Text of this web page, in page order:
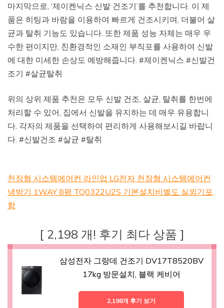
마지막으로, ‘제이켄닉스 신발 건조기’를 추천합니다. 이 제
품은 히팅과 바람을 이용하여 빠르게 건조시키며, 더불어 살
균과 탈취 기능도 있습니다. 또한 제품 성능 자체는 매우 우
수한 편이지만, 친환경적인 소재인 부직포를 사용하여 신발
에 대한 미세한 손상도 예방해줍니다. #제이켄닉스 #신발건
조기 #살균탈취
위의 상위 제품 추천은 모두 신발 건조, 살균, 탈취를 한번에
처리할 수 있어, 집에서 신발을 유지하는 데 매우 유용합니
다. 각자의 제품을 선택하여 편리하게 사용해보시길 바랍니
다. #신발건조 #살균 #탈취
천장형 시스템에어컨 라인업 LG전자 천장형 시스템에어컨
냉방기 1WAY 8평 TQ0322U2S 기본설치비별도 실외기포
함
[ 2,198 개! 후기 최다 상품 ]
삼성전자 그랑데 건조기 DV17T8520BV
17kg 방문설치, 블랙 케비어
2,198개 후기 보기